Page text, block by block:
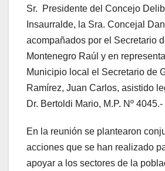
Sr. Presidente del Concejo
Insaurralde, la Sra. Concejal
acompañados por el Secretario
Montenegro Raúl y en
Municipio local el Secretario de
Ramírez, Juan Carlos, asistido
Dr. Bertoldi Mario, M.P. Nº 4045.-
En la reunión se plantearon
acciones que se han realizado
apoyar a los sectores de la